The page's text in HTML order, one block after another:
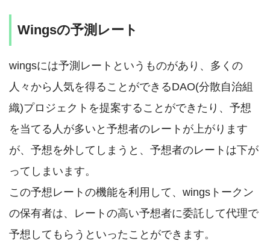
Wingsの予測レート
wingsには予測レートというものがあり、多くの
人々から人気を得ることができるDAO(分散自治組
織)プロジェクトを提案することができたり、予想
を当てる人が多いと予想者のレートが上がります
が、予想を外してしまうと、予想者のレートは下が
ってしまいます。
この予想レートの機能を利用して、wingsトークン
の保有者は、レートの高い予想者に委託して代理で
予想してもらうといったことができます。